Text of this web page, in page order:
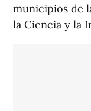
municipios de
la Ciencia y la